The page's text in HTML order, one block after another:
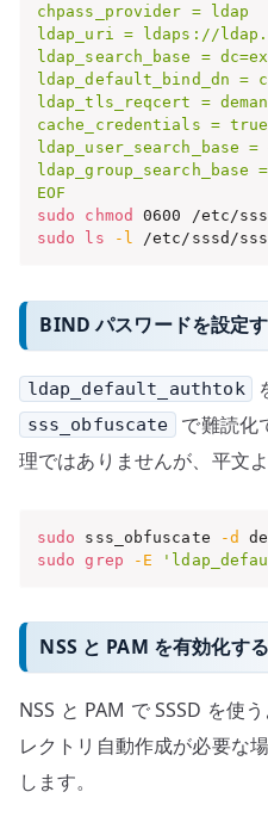
chpass_provider = ldap
ldap_uri = ldaps://
ldap_search_base =
ldap_default_bind_dn =
ldap_tls_reqcert =
cache_credentials = true
ldap_user_search_base
ldap_group_search_base
EOF
sudo
chmod
sudo
ls -l /etc/sssd/
BIND パスワードを設定
ldap_default_authtok
sss_obfuscate
で難読化
理ではありませんが、平文
sudo sss_obfuscate -d
sudo
grep -E
NSS と PAM を有効化する
NSS と PAM で SSSD を使
レクトリ自動作成が必要な
します。